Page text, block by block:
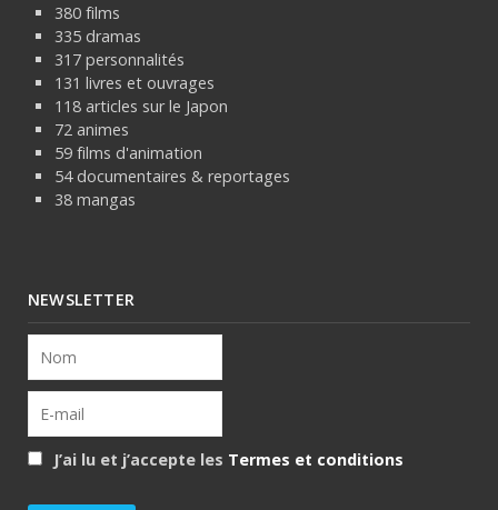
380 films
335 dramas
317 personnalités
131 livres et ouvrages
118 articles sur le Japon
72 animes
59 films d'animation
54 documentaires & reportages
38 mangas
NEWSLETTER
J’ai lu et j’accepte les Termes et conditions